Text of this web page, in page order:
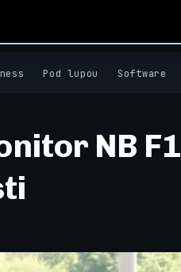
Pod lupou Software
NB